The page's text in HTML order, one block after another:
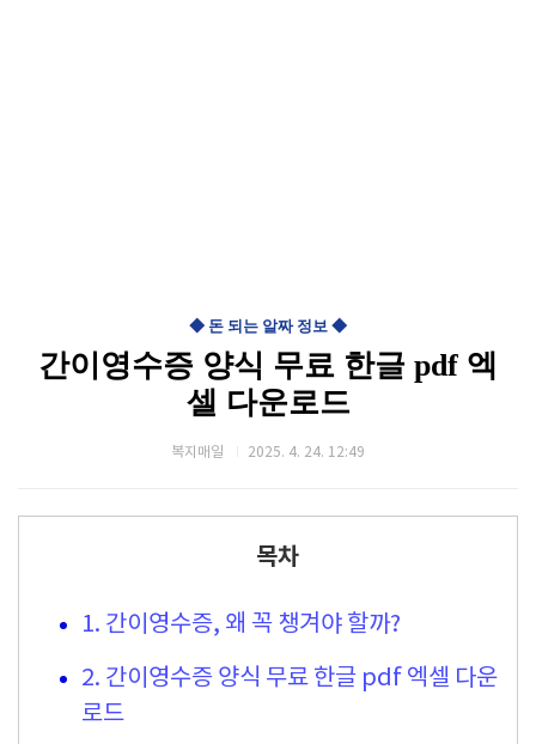
◆ 돈 되는 알짜 정보 ◆
간이영수증 양식 무료 한글 pdf 엑
셀 다운로드
복지매일 2025. 4. 24. 12:49
목차
1. 간이영수증, 왜 꼭 챙겨야 할까?
2. 간이영수증 양식 무료 한글 pdf 엑셀 다운
로드